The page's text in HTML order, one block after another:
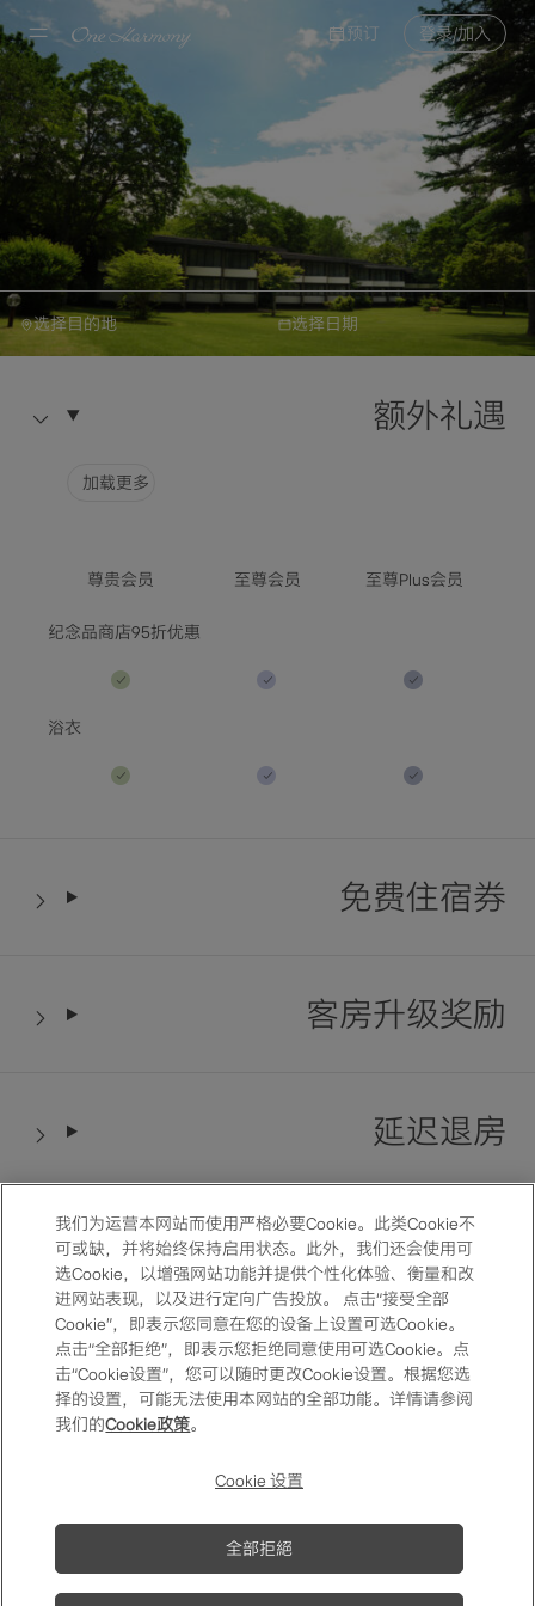
预订 登录/加入
鹿岛森林酒店
选择目的地 选择日期
选择目的地
查询空房查询空房
额外礼遇
加载更多
尊贵会员 至尊会员
至尊Plus会员
纪念品商店95折优惠
浴衣
免费住宿券
客房升级奖励
延迟退房
用餐优惠礼遇
纪念日优惠房价
F.A.Q.
Membership One Harmony会员使
用条款 个人信息保护方针
我们为运营本网站而使用严格必要Cookie。此类Cookie不
可或缺，并将始终保持启用状态。此外，我们还会使用可
选Cookie，以增强网站功能并提供个性化体验、衡量和改
进网站表现，以及进行定向广告投放。 点击“接受全部
Cookie”，即表示您同意在您的设备上设置可选Cookie。
点击“全部拒绝”，即表示您拒绝同意使用可选Cookie。点
击“Cookie设置”，您可以随时更改Cookie设置。根据您选
择的设置，可能无法使用本网站的全部功能。详情请参阅
我们的Cookie政策。
Cookie 设置
全部拒絕